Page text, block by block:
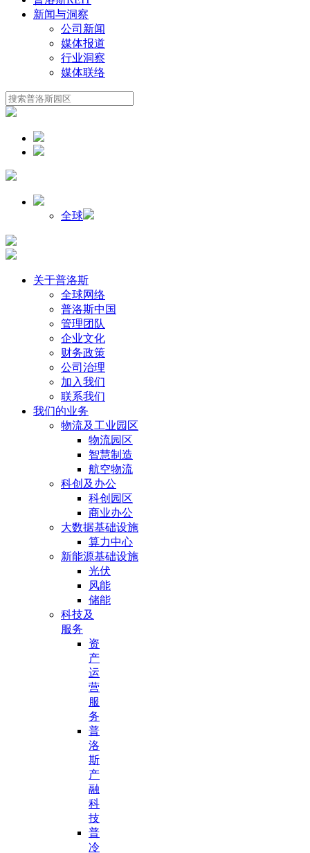
新闻与洞察
公司新闻
媒体报道
行业洞察
媒体联络
全球
关于普洛斯
全球网络
普洛斯中国
管理团队
企业文化
财务政策
公司治理
加入我们
联系我们
我们的业务
物流及工业园区
物流园区
智慧制造
航空物流
科创及办公
科创园区
商业办公
大数据基础设施
算力中心
新能源基础设施
光伏
风能
储能
科技及
服务
资
产
运
营
服
务
普
洛
斯
产
融
科
技
普
冷